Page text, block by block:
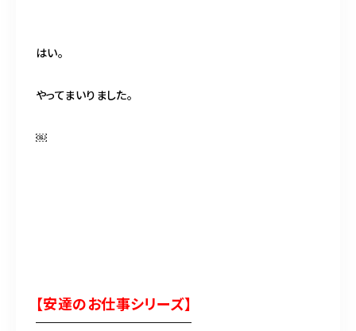
はい。
やってまいりました。
￼
【安達のお仕事シリーズ】